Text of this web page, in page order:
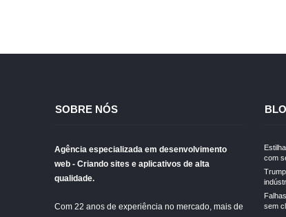
SOBRE NÓS
Agência especializada em desenvolvimento
web - Criando sites e aplicativos de alta
qualidade.
Com 22 anos de experiência no mercado, mais de
com
sem